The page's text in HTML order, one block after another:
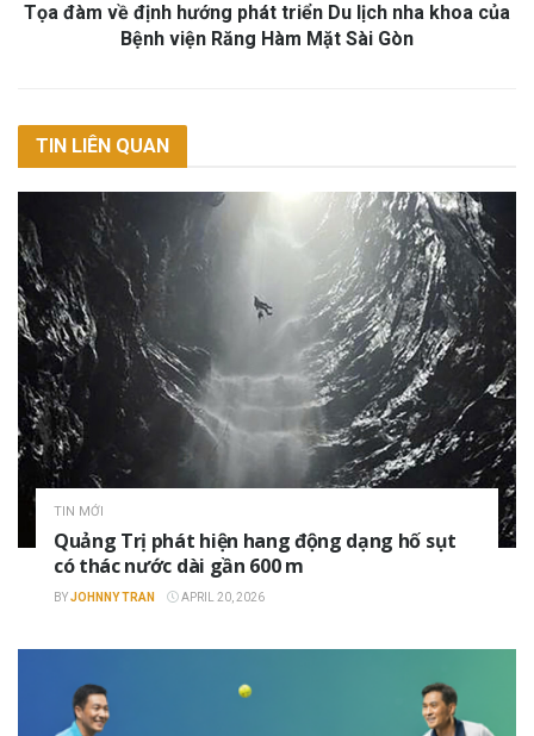
Tọa đàm về định hướng phát triển Du lịch nha khoa của
Bệnh viện Răng Hàm Mặt Sài Gòn
TIN LIÊN QUAN
TIN MỚI
Quảng Trị phát hiện hang động dạng hố sụt
có thác nước dài gần 600 m
BYJOHNNY TRAN APRIL 20, 2026